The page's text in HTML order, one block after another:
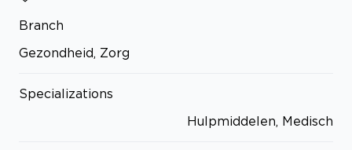
Branch
Gezondheid, Zorg
Specializations
Hulpmiddelen, Medisch